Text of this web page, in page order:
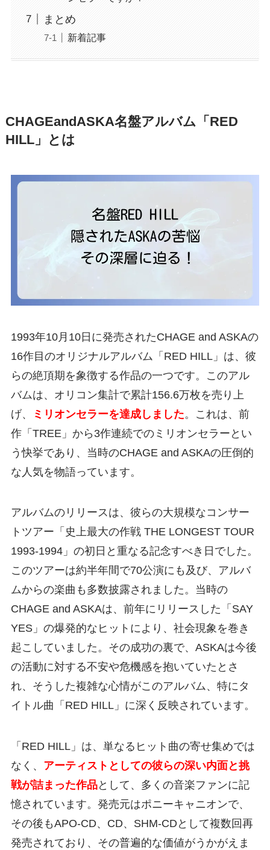
まとめ
新着記事
CHAGEandASKA名盤アルバム「RED
HILL」とは
1993年10月10日に発売されたCHAGE and ASKAの
16作目のオリジナルアルバム「RED HILL」は、彼
らの絶頂期を象徴する作品の一つです。このアル
バムは、オリコン集計で累計156.6万枚を売り上
げ、
ミリオンセラーを達成しました。これは、前
作「TREE」から3作連続でのミリオンセラーとい
う快挙であり、当時のCHAGE and ASKAの圧倒的
な人気を物語っています。
アルバムのリリースは、彼らの大規模なコンサー
トツアー「史上最大の作戦 THE LONGEST TOUR
1993-1994」の初日と重なる記念すべき日でした。
このツアーは約半年間で70公演にも及び、アルバ
ムからの楽曲も多数披露されました。当時の
CHAGE and ASKAは、前年にリリースした「SAY
YES」の爆発的なヒットにより、社会現象を巻き
起こしていました。その成功の裏で、ASKAは今後
の活動に対する不安や危機感を抱いていたとさ
れ、そうした複雑な心情がこのアルバム、特にタ
イトル曲「RED HILL」に深く反映されています。
「RED HILL」は、単なるヒット曲の寄せ集めでは
なく、 アーティストとしての彼らの深い内面と挑
戦が詰まった作品として、多くの音楽ファンに記
憶されています。発売元はポニーキャニオンで、
その後もAPO-CD、CD、SHM-CDとして複数回再
発売されており、その普遍的な価値がうかがえま